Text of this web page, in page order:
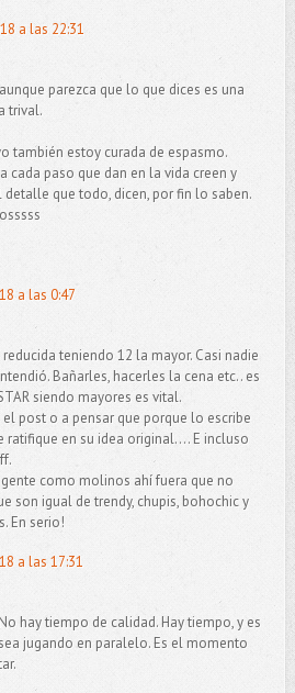
a las 22:31
parezca que lo que dices es una
trival.
también estoy curada de espasmo.
cada paso que dan en la vida creen y
detalle que todo, dicen, por fin lo saben.
a las 0:47
teniendo 12 la mayor. Casi nadie
Bañarles, hacerles la cena etc.. es
siendo mayores es vital.
post o a pensar que porque lo escribe
ratifique en su idea original.... E incluso
como molinos ahí fuera que no
son igual de trendy, chupis, bohochic y
En serio!
a las 17:31
hay tiempo de calidad. Hay tiempo, y es
jugando en paralelo. Es el momento